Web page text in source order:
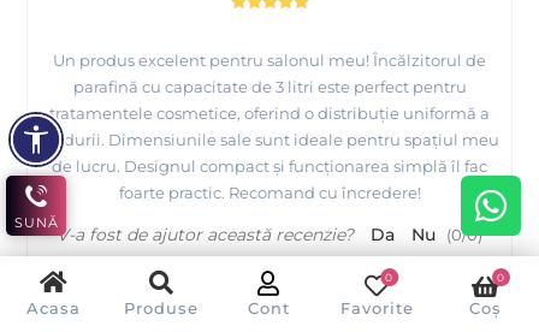
Acasa Produse Cont Favorite
0
Coș
0
Un produs excelent pentru salonul meu! Încălzitorul de
parafină cu capacitate de 3 litri este perfect pentru
tratamentele cosmetice, oferind o distribuție uniformă a
căldurii. Dimensiunile sale sunt ideale pentru spațiul meu
de lucru. Designul compact și funcționarea simplă îl fac
foarte practic. Recomand cu încredere!
V-a fost de ajutor această recenzie? Da Nu (0/0)
SUNĂ